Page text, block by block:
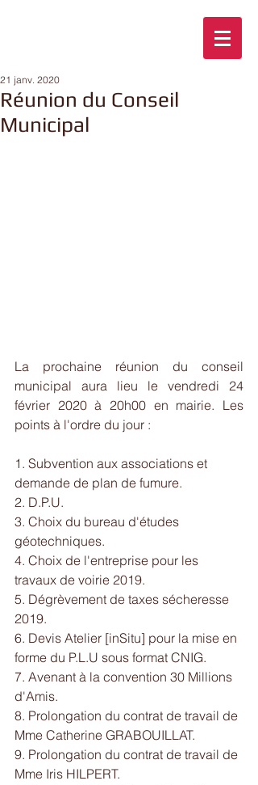
Réunion du Conseil
Municipal
21 janv. 2020
La prochaine réunion du conseil
municipal aura lieu le vendredi 24
février 2020 à 20h00 en mairie. Les
points à l'ordre du jour :
1. Subvention aux associations et
demande de plan de fumure.
2. D.P.U.
3. Choix du bureau d'études
géotechniques.
4. Choix de l'entreprise pour les
travaux de voirie 2019.
5. Dégrèvement de taxes sécheresse
2019.
6. Devis Atelier [inSitu] pour la mise en
forme du P.L.U sous format CNIG.
7. Avenant à la convention 30 Millions
d'Amis.
8. Prolongation du contrat de travail de
Mme Catherine GRABOUILLAT.
9. Prolongation du contrat de travail de
Mme Iris HILPERT.